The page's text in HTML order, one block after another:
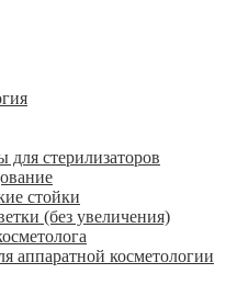
для стерилизаторов
стойки
(без увеличения)
аппаратной косметологии